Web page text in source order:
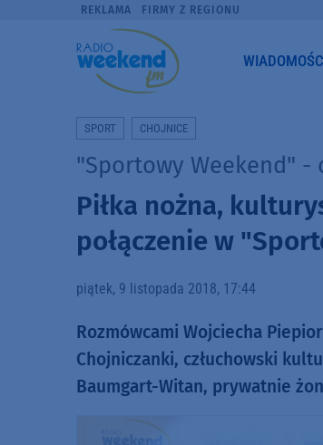
REKLAMA FIRMY Z REGIONU
SPORT CHOJNICE
"Sportowy Weekend" -
Piłka nożna,
połączenie w
piątek, 9 listopada 2018, 17:44
Rozmówcami Wojciecha
Chojniczanki, człuchowski
Baumgart-Witan, prywatnie